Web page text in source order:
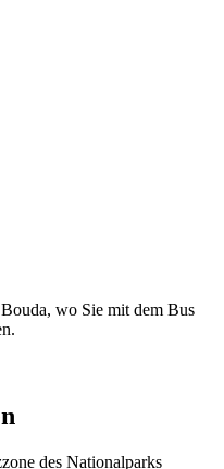
wo Sie mit dem Bus
des Nationalparks